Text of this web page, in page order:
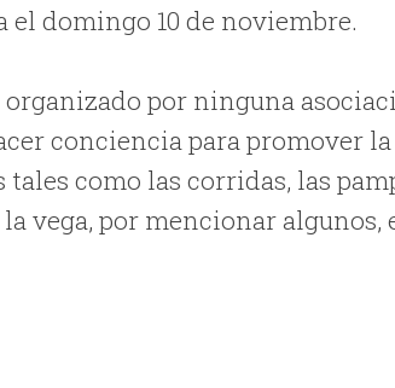
el domingo 10 de noviembre.
por ninguna
conciencia para promover
como las corridas, las
vega, por mencionar algunos,